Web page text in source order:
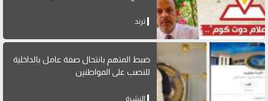
ترند
ضبط المتهم بانتحال صفة عامل بالداخلية
للنصب على المواطنين
النشرة